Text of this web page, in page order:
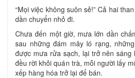
“Mọi việc không suôn sẻ!” Cả hai
dần chuyển nhỏ đi.
Chưa đến một giờ, mưa lớn dần
sau những đám mây ló rạng,
được mưa rửa sạch, lại trở nên sáng
đều rời khỏi quán trà, mỗi người lấy
xếp hàng hóa trở lại để bán.